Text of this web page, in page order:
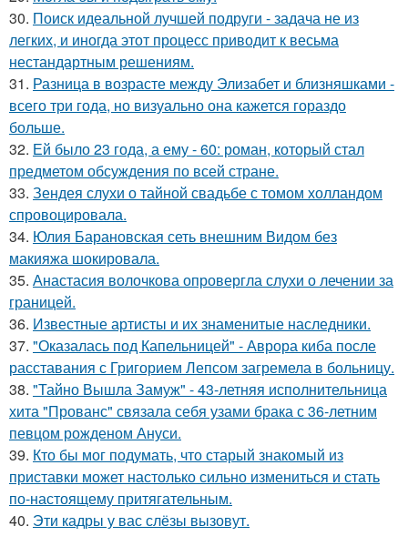
30. Поиск идеальной лучшей подруги - задача не из
легких, и иногда этот процесс приводит к весьма
нестандартным решениям.
31. Разница в возрасте между Элизабет и близняшками -
всего три года, но визуально она кажется гораздо
больше.
32. Ей было 23 года, а ему - 60: роман, который стал
предметом обсуждения по всей стране.
33. Зендея слухи о тайной свадьбе с томом холландом
спровоцировала.
34. Юлия Барановская сеть внешним Видом без
макияжа шокировала.
35. Анастасия волочкова опровергла слухи о лечении за
границей.
36. Известные артисты и их знаменитые наследники.
37. "Оказалась под Капельницей" - Аврора киба после
расставания с Григорием Лепсом загремела в больницу.
38. "Тайно Вышла Замуж" - 43-летняя исполнительница
хита "Прованс" связала себя узами брака с 36-летним
певцом рожденом Ануси.
39. Кто бы мог подумать, что старый знакомый из
приставки может настолько сильно измениться и стать
по-настоящему притягательным.
40. Эти кадры у вас слёзы вызовут.